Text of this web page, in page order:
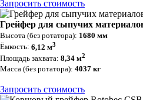
Запросить стоимость
Грейфер для сыпучих
Высота (без ротатора): 1680 мм
Ёмкость: 6,12 м3
Площадь захвата: 8,34 м2
Масса (без ротатора): 4037 кг
Запросить стоимость